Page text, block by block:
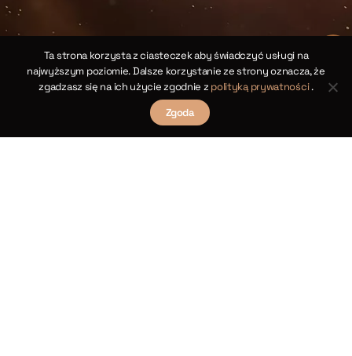
Ta strona korzysta z ciasteczek aby świadczyć usługi na
najwyższym poziomie. Dalsze korzystanie ze strony oznacza, że
zgadzasz się na ich użycie zgodnie z polityką prywatności.
Zgoda